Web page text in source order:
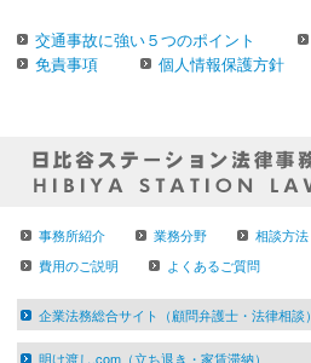
交通事故に強い５つのポイント
免責事項
個人情報保護方針
事務所紹介 業務分野 相談方法
費用のご説明
よくあるご質問
企業法務総合サイト（顧問弁護士・法律相談）
明け渡し.com（立ち退き・家賃滞納）